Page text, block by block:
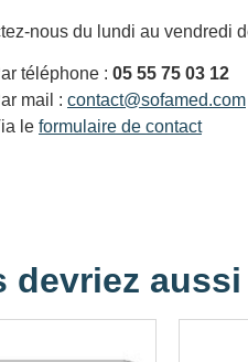
nous du lundi au vendredi
téléphone : 05 55 75 03 12
mail : contact@sofamed.com
le formulaire de contact
devriez